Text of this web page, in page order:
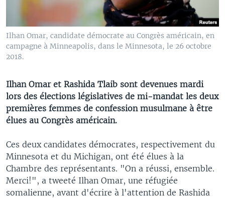
Ilhan Omar, candidate démocrate au Congrès américain, en
campagne à Minneapolis, dans le Minnesota, le 26 octobre
2018.
Ilhan Omar et Rashida Tlaib sont devenues mardi
lors des élections législatives de mi-mandat les deux
premières femmes de confession musulmane à être
élues au Congrès américain.
Ces deux candidates démocrates, respectivement du
Minnesota et du Michigan, ont été élues à la
Chambre des représentants. "On a réussi, ensemble.
Merci!", a tweeté Ilhan Omar, une réfugiée
somalienne, avant d'écrire à l'attention de Rashida